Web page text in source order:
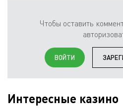
Чтобы оставить
ВОЙТИ
Интересные казино